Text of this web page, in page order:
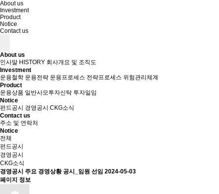
About us
Investment
Product
Notice
Contact us
About us
인사말 HISTORY 회사개요 및 조직도
Investment
운용철학 운용전략 운용프로세스 전략프로세스 위험관리체계
Product
운용상품 일반사모투자신탁 투자일임
Notice
펀드공시
경영공시 CKG소식
Contact us
주소 및 연락처
Notice
전체
펀드공시
경영공시
CKG소식
경영공시 주요 경영상황 공시_임원 선임 2024-05-03
페이지 정보